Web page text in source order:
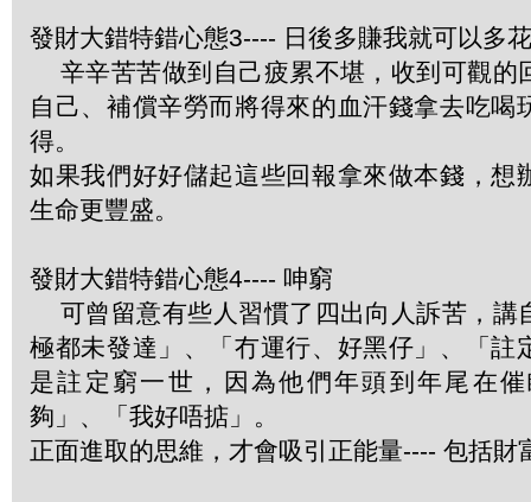
發財大錯特錯心態3---- 日後多賺我就可以多
辛辛苦苦做到自己疲累不堪，收到可觀的
自己、補償辛勞而將得來的血汗錢拿去吃喝
得。
如果我們好好儲起這些回報拿來做本錢，想
生命更豐盛。
發財大錯特錯心態4---- 呻窮
可曾留意有些人習慣了四出向人訴苦，講
極都未發達」、「冇運行、好黑仔」、「註
是註定窮一世，因為他們年頭到年尾在
夠」、「我好唔掂」。
正面進取的思維，才會吸引正能量---- 包括財